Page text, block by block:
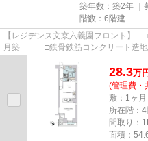
築年数：築2年 ｜
階数：6階建
【レジデンス文京六義園フロント】 □東
月築 □鉄骨鉄筋コンクリート造地上6階建て 都営三田駅か
28.3万
(管理費・
敷：1ヶ
所在階：
間取り：
面積：